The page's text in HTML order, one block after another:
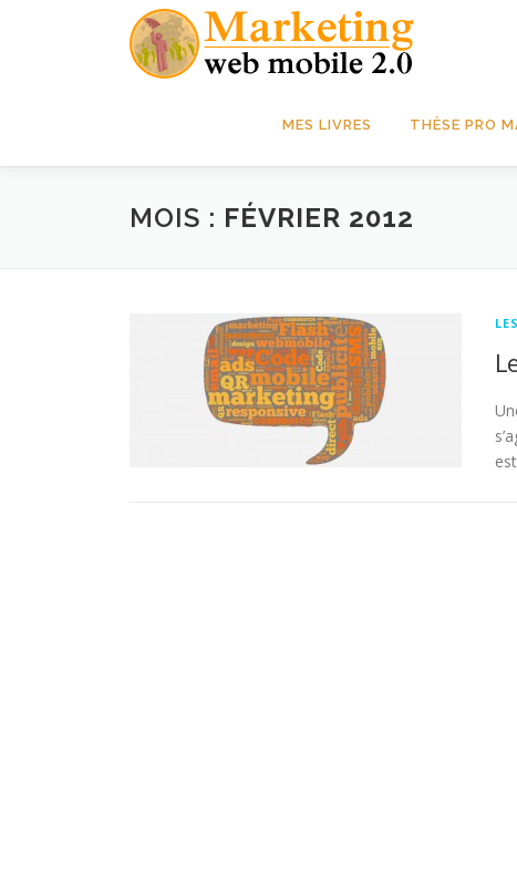
MES LIVRES THÈSE PRO
MOIS : FÉVRIER 2012